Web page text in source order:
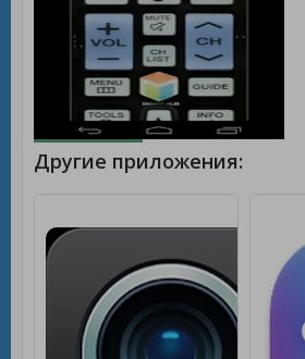
Другие приложения: